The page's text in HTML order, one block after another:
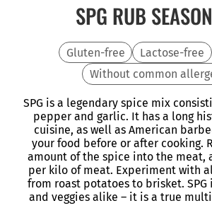
SPG RUB
Gluten-free Lactose-free
Without common
SPG is a legendary spice mix
pepper and garlic. It has a long
cuisine, as well as American
your food before or after cooking.
amount of the spice into the meat,
per kilo of meat. Experiment with
from roast potatoes to brisket.
and veggies alike – it is a true